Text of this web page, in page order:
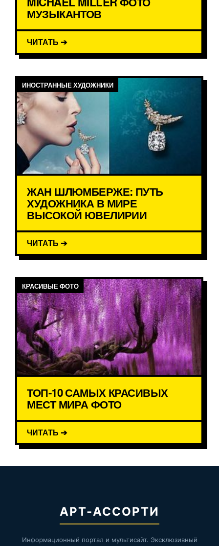
МУЗЫКАНТОВ
ЧИТАТЬ ➔
ИНОСТРАННЫЕ ХУДОЖНИКИ
ЖАН ШЛЮМБЕРЖЕ: ПУТЬ
ХУДОЖНИКА В МИРЕ
ВЫСОКОЙ ЮВЕЛИРИИ
ЧИТАТЬ ➔
КРАСИВЫЕ ФОТО
ТОП-10 САМЫХ КРАСИВЫХ
МЕСТ МИРА ФОТО
ЧИТАТЬ ➔
АРТ-АССОРТИ
Информационный портал и мультисайт. Эксклюзивный